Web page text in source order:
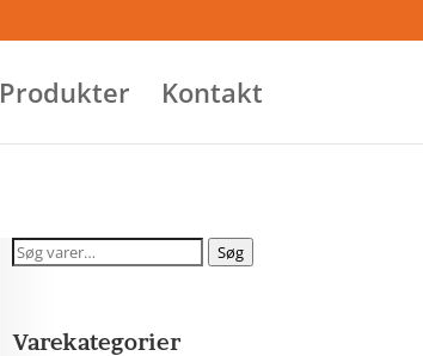
Produkter Kontakt
Søg
Søg
Varekategorier